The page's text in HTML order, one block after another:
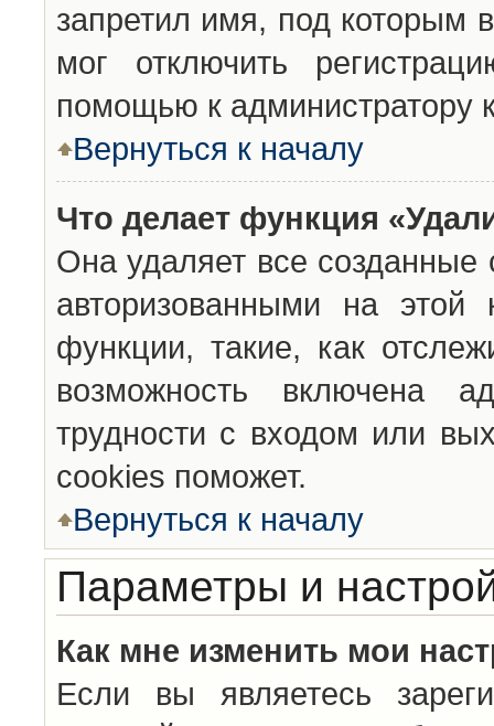
запретил имя, под которым
мог отключить
помощью к администратору
Вернуться к началу
Что делает функция
Она удаляет все созданные
авторизованными на
функции, такие, как
возможность включена
трудности с входом или
cookies поможет.
Вернуться к началу
Параметры и
Как мне изменить мои
Если вы являетесь